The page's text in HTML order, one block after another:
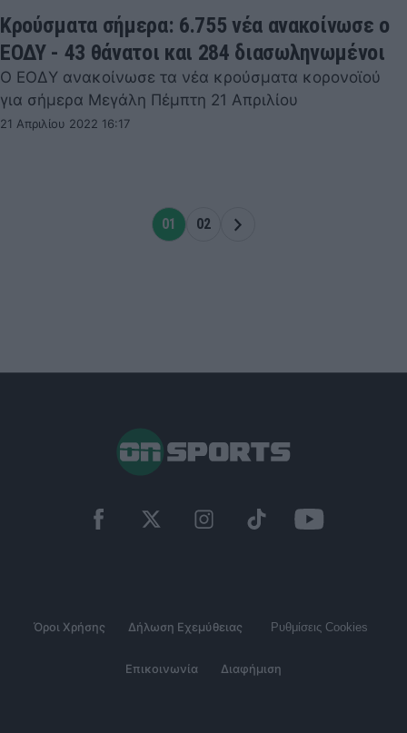
Κρούσματα σήμερα: 6.755 νέα ανακοίνωσε ο
ΕΟΔΥ - 43 θάνατοι και 284 διασωληνωμένοι
Ο ΕΟΔΥ ανακοίνωσε τα νέα κρούσματα κορονοϊού
για σήμερα Μεγάλη Πέμπτη 21 Απριλίου
21 Απριλίου 2022 16:17
01 02
Όροι Χρήσης Δήλωση Εχεμύθειας Ρυθμίσεις Cookies
Επικοινωνία Διαφήμιση